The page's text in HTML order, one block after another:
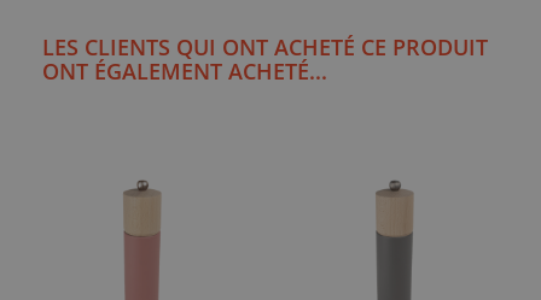
LES CLIENTS QUI ONT ACHETÉ CE PRODUIT
ONT ÉGALEMENT ACHETÉ...